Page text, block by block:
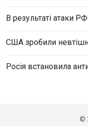
В результаті атаки
США зробили
Росія встановила
©